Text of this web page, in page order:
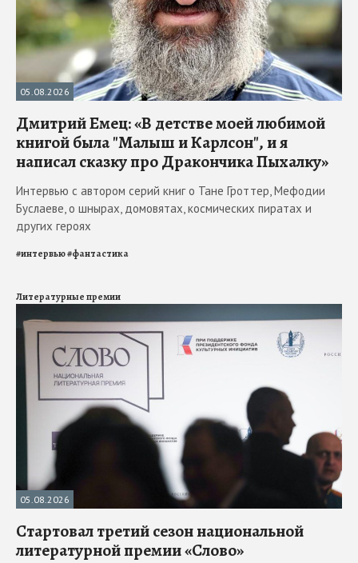
05.08.2026
Дмитрий Емец: «В детстве моей любимой
книгой была "Малыш и Карлсон", и я
написал сказку про Дракончика Пыхалку»
Интервью с автором серий книг о Тане Гроттер, Мефодии
Буслаеве, о шнырах, домовятах, космических пиратах и
других героях
#интервью#фантастика
Литературные премии
05.08.2026
Стартовал третий сезон национальной
литературной премии «Слово»